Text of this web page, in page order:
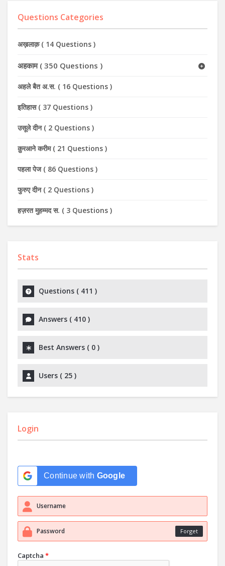
Questions Categories
अख़लाक़( 14 Questions )
अहकाम ( 350 Questions )
अहले बैत अ.स. ( 16 Questions )
इतिहास ( 37 Questions )
उसूले दीन ( 2 Questions )
क़ुरआने करीम ( 21 Questions )
पहला पेज ( 86 Questions )
फुरुए दीन ( 2 Questions )
हज़रत मुहम्मद स. ( 3 Questions )
Stats
Questions ( 411 )
Answers ( 410 )
Best Answers ( 0 )
Users ( 25 )
Login
Continue with Google
Forget
Captcha *